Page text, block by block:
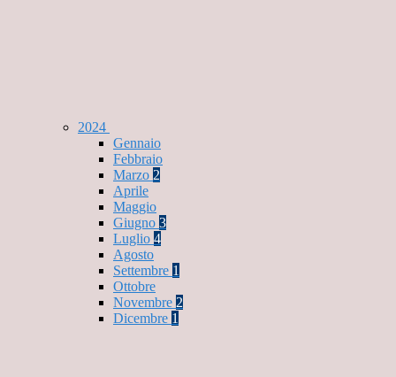
2024
Gennaio
Febbraio
Marzo 2
Aprile
Maggio
Giugno 3
Luglio 4
Agosto
Settembre 1
Ottobre
Novembre 2
Dicembre 1